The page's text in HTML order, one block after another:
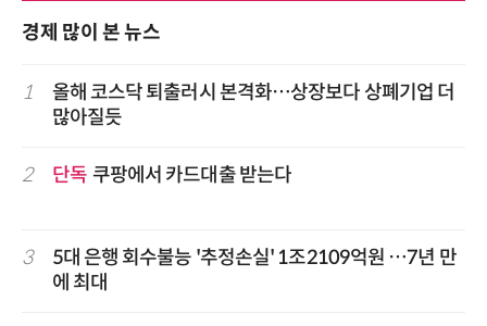
경제 많이 본 뉴스
1
올해 코스닥 퇴출러시 본격화…상장보다 상폐기업 더
많아질듯
2 단독 쿠팡에서 카드대출 받는다
3
5대 은행 회수불능 '추정손실' 1조2109억원 …7년 만
에 최대